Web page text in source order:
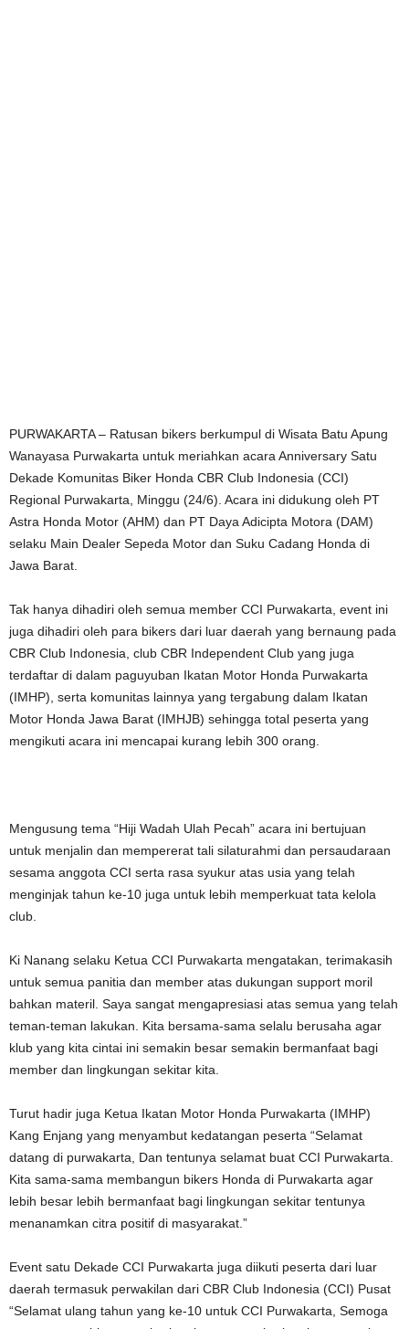
PURWAKARTA – Ratusan bikers berkumpul di Wisata Batu Apung
Wanayasa Purwakarta untuk meriahkan acara Anniversary Satu
Dekade Komunitas Biker Honda CBR Club Indonesia (CCI)
Regional Purwakarta, Minggu (24/6). Acara ini didukung oleh PT
Astra Honda Motor (AHM) dan PT Daya Adicipta Motora (DAM)
selaku Main Dealer Sepeda Motor dan Suku Cadang Honda di
Jawa Barat.
Tak hanya dihadiri oleh semua member CCI Purwakarta, event ini
juga dihadiri oleh para bikers dari luar daerah yang bernaung pada
CBR Club Indonesia, club CBR Independent Club yang juga
terdaftar di dalam paguyuban Ikatan Motor Honda Purwakarta
(IMHP), serta komunitas lainnya yang tergabung dalam Ikatan
Motor Honda Jawa Barat (IMHJB) sehingga total peserta yang
mengikuti acara ini mencapai kurang lebih 300 orang.
Mengusung tema “Hiji Wadah Ulah Pecah” acara ini bertujuan
untuk menjalin dan mempererat tali silaturahmi dan persaudaraan
sesama anggota CCI serta rasa syukur atas usia yang telah
menginjak tahun ke-10 juga untuk lebih memperkuat tata kelola
club.
Ki Nanang selaku Ketua CCI Purwakarta mengatakan, terimakasih
untuk semua panitia dan member atas dukungan support moril
bahkan materil. Saya sangat mengapresiasi atas semua yang telah
teman-teman lakukan. Kita bersama-sama selalu berusaha agar
klub yang kita cintai ini semakin besar semakin bermanfaat bagi
member dan lingkungan sekitar kita.
Turut hadir juga Ketua Ikatan Motor Honda Purwakarta (IMHP)
Kang Enjang yang menyambut kedatangan peserta “Selamat
datang di purwakarta, Dan tentunya selamat buat CCI Purwakarta.
Kita sama-sama membangun bikers Honda di Purwakarta agar
lebih besar lebih bermanfaat bagi lingkungan sekitar tentunya
menanamkan citra positif di masyarakat.”
Event satu Dekade CCI Purwakarta juga diikuti peserta dari luar
daerah termasuk perwakilan dari CBR Club Indonesia (CCI) Pusat
“Selamat ulang tahun yang ke-10 untuk CCI Purwakarta, Semoga